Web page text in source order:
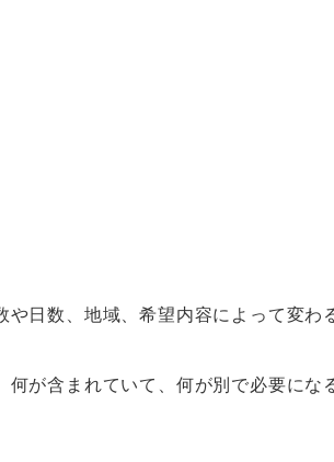
日数、地域、希望内容によって変わ
が含まれていて、何が別で必要にな